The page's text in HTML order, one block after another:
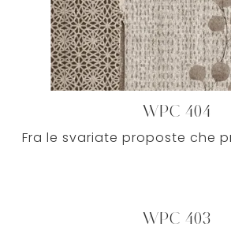
WPC 404
WPC 403